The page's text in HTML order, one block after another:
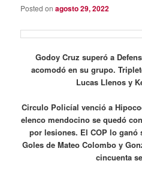
Posted onagosto 29, 2022
Godoy Cruz superó a
acomodó en su grupo.
Lucas Llenos y
Circulo Policíal venció a
elenco mendocino se quedó
por lesiones. El COP lo ganó
Goles de Mateo Colombo y
cincuenta